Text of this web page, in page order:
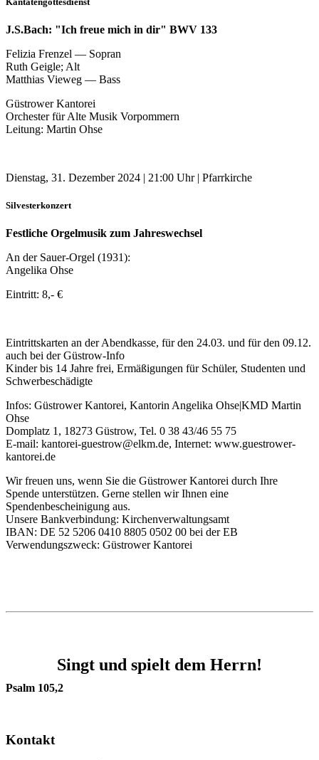
J.S.Bach: "Ich freue mich in dir" BWV 133
Felizia Frenzel — Sopran
Ruth Geigle; Alt
Matthias Vieweg — Bass
Güstrower Kantorei
Orchester für Alte Musik Vorpommern
Leitung: Martin Ohse
Dienstag, 31. Dezember 2024 | 21:00 Uhr | Pfarrkirche
Silvesterkonzert
Festliche Orgelmusik zum Jahreswechsel
An der Sauer-Orgel (1931):
Angelika Ohse
Eintritt: 8,- €
Eintrittskarten an der Abendkasse, für den 24.03. und für den 09.12.
auch bei der Güstrow-Info
Kinder bis 14 Jahre frei, Ermäßigungen für Schüler, Studenten und
Schwerbeschädigte
Infos: Güstrower Kantorei, Kantorin Angelika Ohse|KMD Martin
Ohse
Domplatz 1, 18273 Güstrow, Tel. 0 38 43/46 55 75
E-mail: kantorei-guestrow@elkm.de, Internet: www.guestrower-
kantorei.de
Wir freuen uns, wenn Sie die Güstrower Kantorei durch Ihre
Spende unterstützen. Gerne stellen wir Ihnen eine
Spendenbescheinigung aus.
Unsere Bankverbindung: Kirchenverwaltungsamt
IBAN: DE 52 5206 0410 8805 0502 00 bei der EB
Verwendungszweck: Güstrower Kantorei
Singt und spielt dem Herrn!
Psalm 105,2
Kontakt